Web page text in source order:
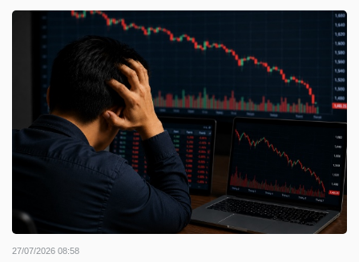
27/07/2026 08:58
CÔNG
NGHỆ
THÔNG
TIN
DỊCH